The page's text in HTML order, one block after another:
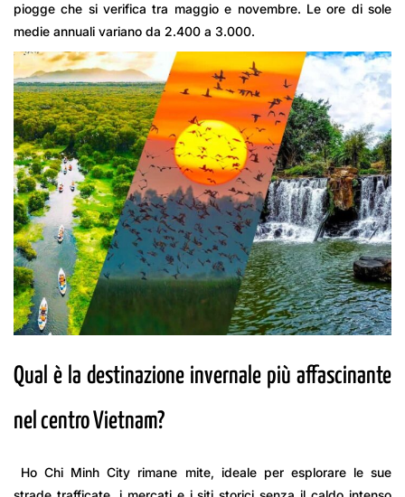
piogge che si verifica tra maggio e novembre. Le ore di sole
medie annuali variano da 2.400 a 3.000.
Qual è la destinazione invernale più affascinante
nel centro Vietnam?
Ho Chi Minh City rimane mite, ideale per esplorare le sue